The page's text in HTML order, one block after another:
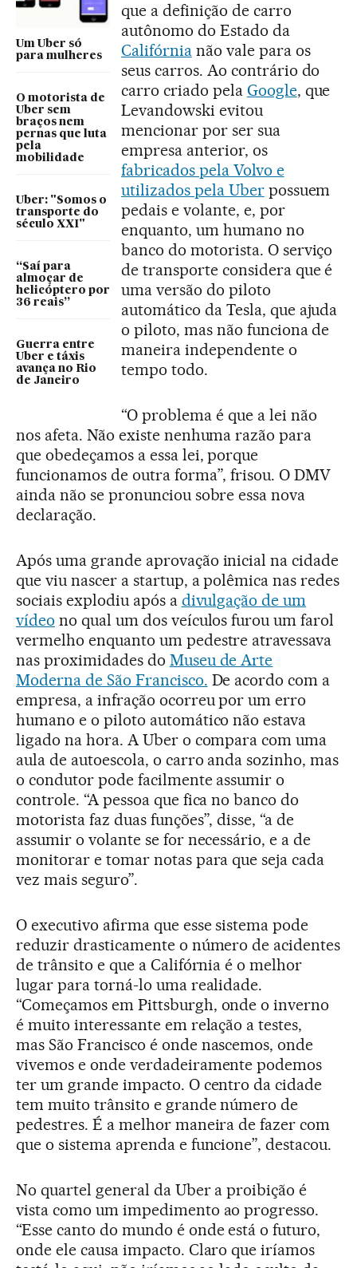
Um Uber só
para mulheres
O motorista de
Uber sem
braços nem
pernas que luta
pela
mobilidade
Uber: "Somos o
transporte do
século XXI"
“Saí para
almoçar de
helicóptero por
36 reais”
Guerra entre
Uber e táxis
avança no Rio
de Janeiro
que a definição de carro
autônomo do Estado da
Califórnianão vale para os
seus carros. Ao contrário do
carro criado pela Google, que
Levandowski evitou
mencionar por ser sua
empresa anterior, os
fabricados pela Volvo e
utilizados pela Uberpossuem
pedais e volante, e, por
enquanto, um humano no
banco do motorista. O serviço
de transporte considera que é
uma versão do piloto
automático da Tesla, que ajuda
o piloto, mas não funciona de
maneira independente o
tempo todo.
“O problema é que a lei não
nos afeta. Não existe nenhuma razão para
que obedeçamos a essa lei, porque
funcionamos de outra forma”, frisou. O DMV
ainda não se pronunciou sobre essa nova
declaração.
Após uma grande aprovação inicial na cidade
que viu nascer a startup, a polêmica nas redes
sociais explodiu após a divulgação de um
vídeo no qual um dos veículos furou um farol
vermelho enquanto um pedestre atravessava
nas proximidades do Museu de Arte
Moderna de São Francisco. De acordo com a
empresa, a infração ocorreu por um erro
humano e o piloto automático não estava
ligado na hora. A Uber o compara com uma
aula de autoescola, o carro anda sozinho, mas
o condutor pode facilmente assumir o
controle. “A pessoa que fica no banco do
motorista faz duas funções”, disse, “a de
assumir o volante se for necessário, e a de
monitorar e tomar notas para que seja cada
vez mais seguro”.
O executivo afirma que esse sistema pode
reduzir drasticamente o número de acidentes
de trânsito e que a Califórnia é o melhor
lugar para torná-lo uma realidade.
“Começamos em Pittsburgh, onde o inverno
é muito interessante em relação a testes,
mas São Francisco é onde nascemos, onde
vivemos e onde verdadeiramente podemos
ter um grande impacto. O centro da cidade
tem muito trânsito e grande número de
pedestres. É a melhor maneira de fazer com
que o sistema aprenda e funcione”, destacou.
No quartel general da Uber a proibição é
vista como um impedimento ao progresso.
“Esse canto do mundo é onde está o futuro,
onde ele causa impacto. Claro que iríamos